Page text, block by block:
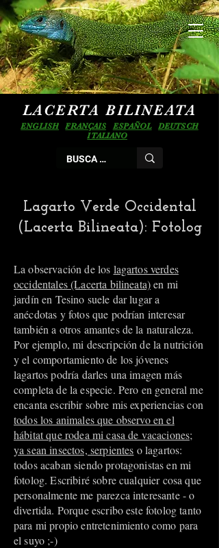
LACERTA BILINEATA
ENGLISH FRANÇAIS ESPAÑOL
DEUTSCH
ITALIANO
Lagarto Verde Occidental
(Lacerta Bilineata): Fotolog
La observación de los lagartos verdes
occidentales (Lacerta bilineata)en mi
jardín en Tesino suele dar lugar a
anécdotas y fotos que podrían interesar
también a otros amantes de la naturaleza.
Por ejemplo, mi descripción de la nutrición
y el comportamiento de los jóvenes
lagartos podría darles una imagen más
completa de la especie. Pero en general me
encanta escribir sobre mis experiencias con
todos los animales que observo en el
hábitat que rodea mi casa de vacaciones;
ya sean insectos, serpientes o lagartos:
todos acaban siendo protagonistas en mi
fotolog. Escribiré sobre cualquier cosa que
personalmente me parezca interesante - o
divertida. Porque escribo este fotolog tanto
para mi propio entretenimiento como para
el suyo ;-)